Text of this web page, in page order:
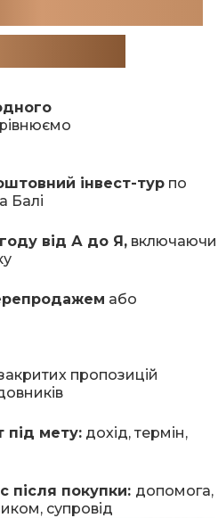
ТЕ,
інвест-тур по
Балі
від А до Я, включаючи
або
пропозицій
під мету: дохід, термін,
після покупки: допомога,
супровід